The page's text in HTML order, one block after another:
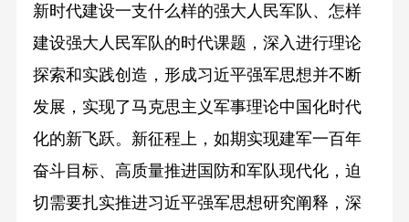
新时代建设一支什么样的强大人民军队、怎样
建设强大人民军队的时代课题，深入进行理论
探索和实践创造，形成习近平强军思想并不断
发展，实现了马克思主义军事理论中国化时代
化的新飞跃。新征程上，如期实现建军一百年
奋斗目标、高质量推进国防和军队现代化，迫
切需要扎实推进习近平强军思想研究阐释，深